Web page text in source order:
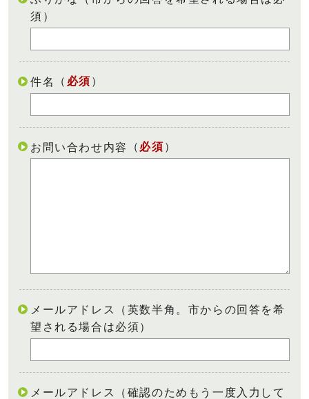
須）
件名 （ 必須 ）
お問い合わせ内容 （ 必須 ）
メールアドレス（英数半角。市からの回答を希
望される場合は必須）
メールアドレス（確認のためもう一度入力して